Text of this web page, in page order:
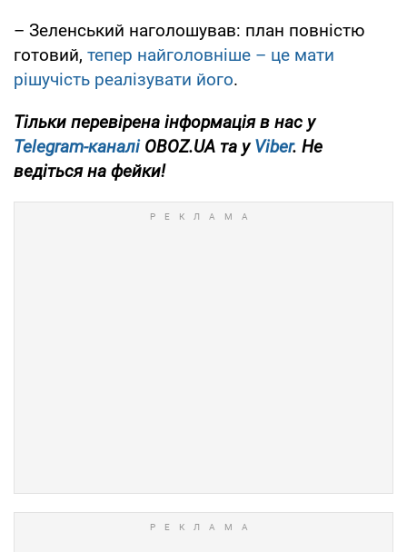
– Зеленський наголошував: план повністю
готовий, тепер найголовніше – це мати
рішучість реалізувати його.
Тільки перевірена інформація в нас у
Telegram-каналіOBOZ.UA та уViber. Не
ведіться на фейки!